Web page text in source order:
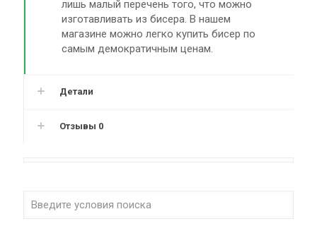
лишь малый перечень того, что можно
изготавливать из бисера. В нашем
магазине можно легко купить бисер по
самым демократичным ценам.
Детали
Отзывы 0